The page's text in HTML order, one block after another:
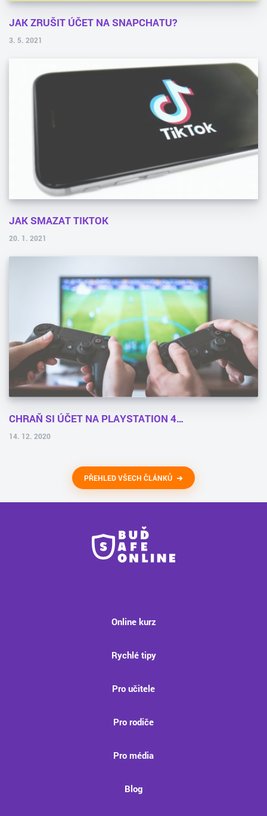
JAK ZRUŠIT ÚČET NA SNAPCHATU?
3. 5. 2021
JAK SMAZAT TIKTOK
20. 1. 2021
CHRAŇ SI ÚČET NA PLAYSTATION 4…
14. 12. 2020
PŘEHLED VŠECH ČLÁNKŮ
Online kurz
Rychlé tipy
Pro učitele
Pro rodiče
Pro média
Blog